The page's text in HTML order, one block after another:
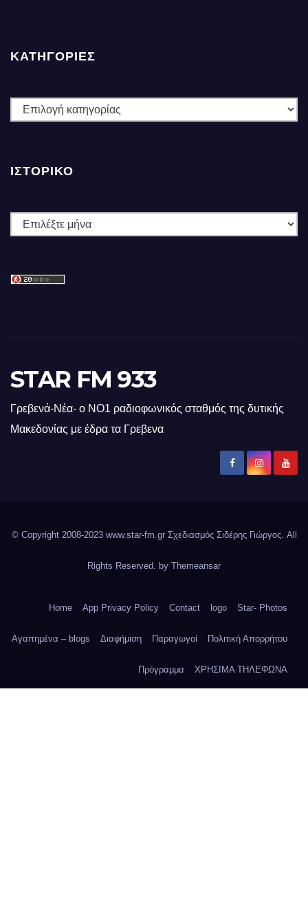
ΚΑΤΗΓΟΡΙΕΣ
ΚΑΤΗΓΟΡΙΕΣ
ΙΣΤΟΡΙΚΌ
Ιστορικό
STAR FM 933
Γρεβενά-Νέα- ο ΝΟ1 ραδιοφωνικός σταθμός της δυτικής
Μακεδονίας με έδρα τα Γρεβενα
© Copyright 2008-2023 www.star-fm.gr Σχεδιασμός Σιδέρης Γιώργος. All
Rights Reserved. by Themeansar
Home App Privacy Policy Contact logo Star- Photos
Αγαπημένα – blogs Διαφήμιση Παραγωγοί Πολιτική Απορρήτου
Πρόγραμμα ΧΡΗΣΙΜΑ ΤΗΛΕΦΩΝΑ